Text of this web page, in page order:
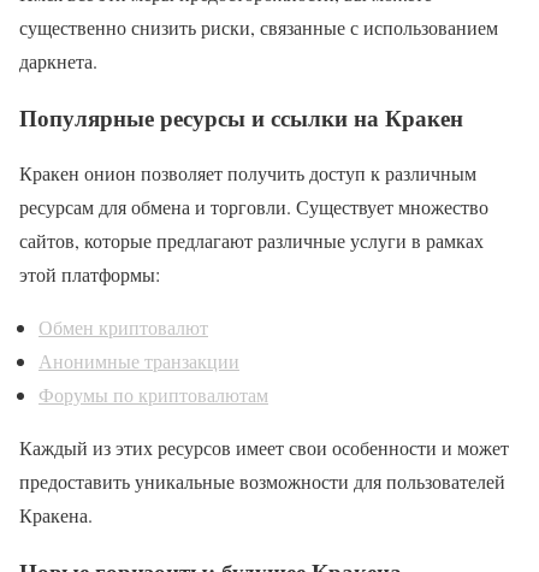
существенно снизить риски, связанные с использованием
даркнета.
Популярные ресурсы и ссылки на Кракен
Кракен онион позволяет получить доступ к различным
ресурсам для обмена и торговли. Существует множество
сайтов, которые предлагают различные услуги в рамках
этой платформы:
Обмен криптовалют
Анонимные транзакции
Форумы по криптовалютам
Каждый из этих ресурсов имеет свои особенности и может
предоставить уникальные возможности для пользователей
Кракена.